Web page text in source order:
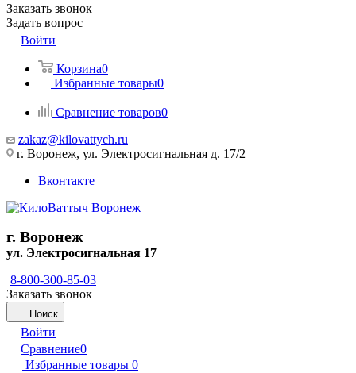
Заказать звонок
Задать вопрос
Войти
Корзина0
Избранные товары0
Сравнение товаров0
zakaz@kilovattych.ru
г. Воронеж, ул. Электросигнальная д. 17/2
Вконтакте
г. Воронеж
ул. Электросигнальная 17
8-800-300-85-03
Заказать звонок
Поиск
Войти
Сравнение0
Избранные товары 0